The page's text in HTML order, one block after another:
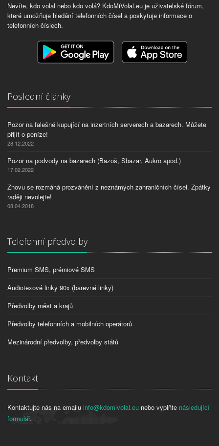
Nevíte, kdo volal nebo kdo volá? KdoMiVolal.eu je uživatelské fórum,
které umožňuje hledání telefonních čísel a poskytuje informace o
telefonních číslech.
Poslední články
Pozor na falešné kupující na inzertních serverech a bazarech. Můžete
přijít o peníze!
28.12.2022
Pozor na podvody na bazarech (Bazoš, Sbazar, Aukro apod.)
17.02.2022
Znovu se rozmáhá prozvánění z neznámých zahraničních čísel. Zpátky
raději nevolejte!
08.04.2018
Telefonní předvolby
Premium SMS, prémiové SMS
Audiotexové linky 90x (barevné linky)
Předvolby měst a krajů
Předvolby telefonních a mobilních operátorů
Mezinárodní předvolby, předvolby států
Kontakt
Kontaktujte nás na emailu info@kdomivolal.eu nebo vyplňte následující
formulář.